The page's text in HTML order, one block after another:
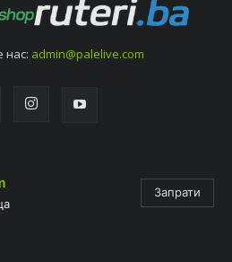
нас: admin@palelive.com
Запрати